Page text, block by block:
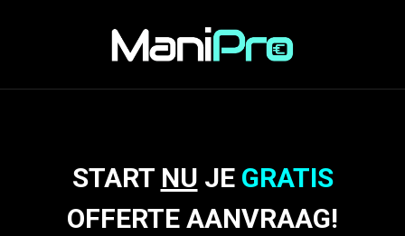
START NU JE GRATIS
OFFERTE AANVRAAG!